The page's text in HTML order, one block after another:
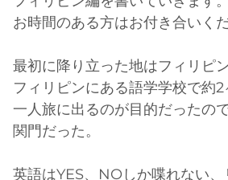
お時間のある方はお付き合いく
最初に降り立った地はフィリピン
フィリピンにある語学学校で約2
一人旅に出るのが目的だったの
関門だった。
英語はYES、NOしか喋れない